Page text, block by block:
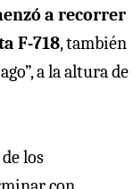
a recorrer
F-718, también
a la altura de
los